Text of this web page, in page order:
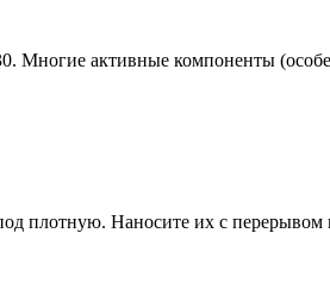
Многие активные компоненты
плотную. Наносите их с перерывом